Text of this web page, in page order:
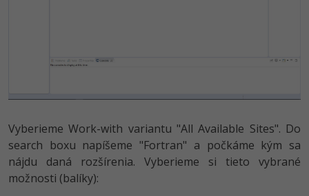
Vyberieme Work-with variantu "All Available Sites". Do
search boxu napíšeme "Fortran" a počkáme kým sa
nájdu daná rozšírenia. Vyberieme si tieto vybrané
možnosti (balíky):